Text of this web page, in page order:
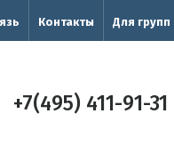
Контакты Для групп
+7(495) 411-91-31